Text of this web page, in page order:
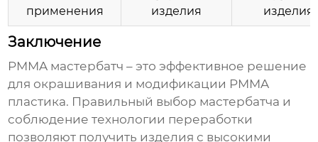
применения
изделия
изделия
Заключение
PMMA мастербатч – это эффективное решение
для окрашивания и модификации PMMA
пластика. Правильный выбор мастербатча и
соблюдение технологии переработки
позволяют получить изделия с высокими